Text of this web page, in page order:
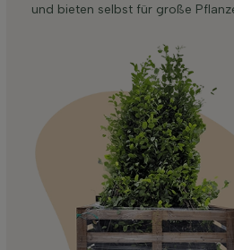
und bieten selbst für große